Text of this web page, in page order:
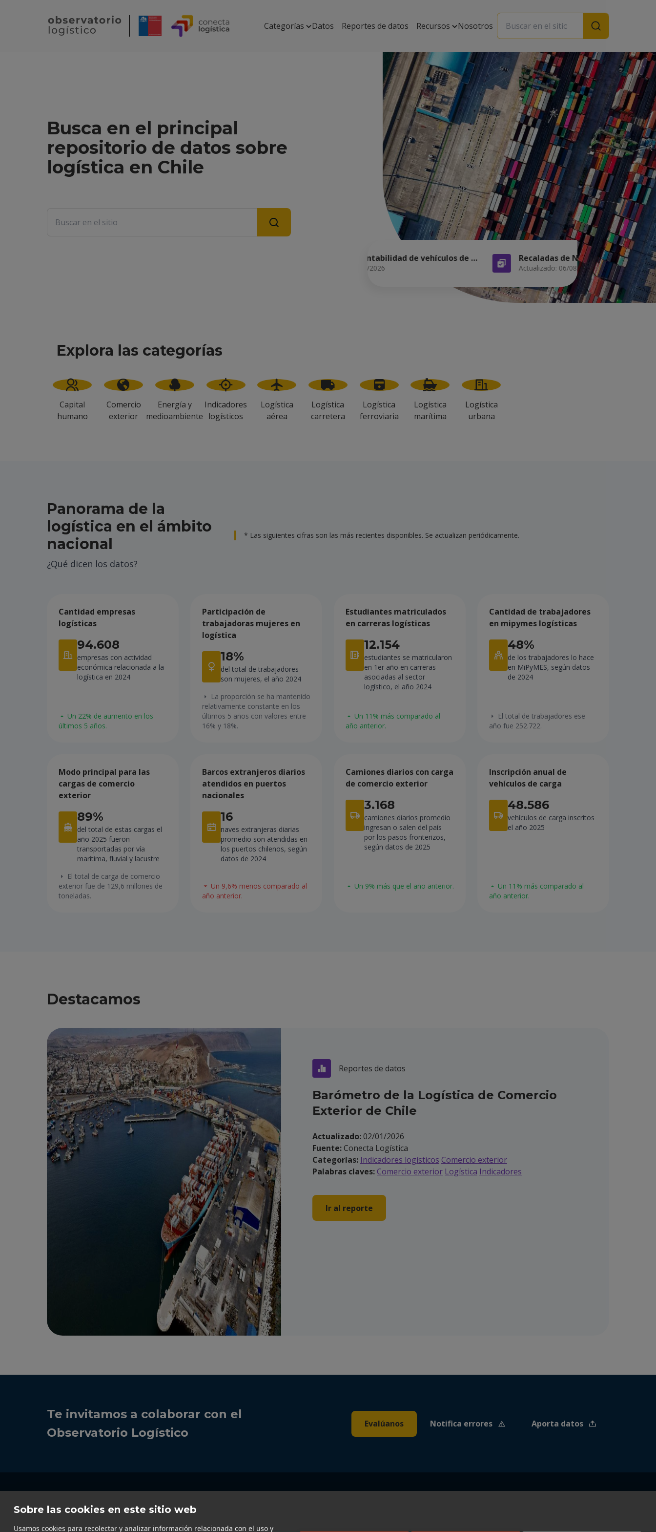
Sobre las cookies en este sitio web
Usamos cookies para recolectar y analizar información relacionada con el uso y
Categorías Datos Reportes de datos Recursos Nosotros
Busca en el principal
repositorio de datos sobre
logística en Chile
Tasa de accidentabilidad de vehículos de carga
Actualizado: 07/08/2026 Actualizado: 06/08/2026
Explora las categorías
Capital
humano
Comercio
exterior
Energía y
medioambiente
Indicadores
logísticos
Logística
aérea
Logística
carretera
Logística
ferroviaria
Logística
marítima
Logística
urbana
Panorama de la
logística en el ámbito
nacional
¿Qué dicen los datos?
* Las siguientes cifras son las más recientes disponibles. Se actualizan periódicamente.
Cantidad empresas
logísticas
94.608
empresas con actividad
económica relacionada a la
logística en 2024
Un 22% de aumento en los
últimos 5 años.
Participación de
trabajadoras mujeres en
logística
18%
del total de trabajadores
son mujeres, el año 2024
La proporción se ha mantenido
relativamente constante en los
últimos 5 años con valores entre
16% y 18%.
Estudiantes matriculados
en carreras logísticas
12.154
estudiantes se matricularon
en 1er año en carreras
asociadas al sector
logístico, el año 2024
Un 11% más comparado al
año anterior.
Cantidad de trabajadores
en mipymes logísticas
48%
de los trabajadores lo hace
en MiPyMES, según datos
de 2024
El total de trabajadores ese
año fue 252.722.
Modo principal para las
cargas de comercio
exterior
89%
del total de estas cargas el
año 2025 fueron
transportadas por vía
marítima, fluvial y lacustre
El total de carga de comercio
exterior fue de 129,6 millones de
toneladas.
Barcos extranjeros diarios
atendidos en puertos
nacionales
16
naves extranjeras diarias
promedio son atendidas en
los puertos chilenos, según
datos de 2024
Un 9,6% menos comparado al
año anterior.
Camiones diarios con carga
de comercio exterior
3.168
camiones diarios promedio
ingresan o salen del país
por los pasos fronterizos,
según datos de 2025
Un 9% más que el año anterior.
Inscripción anual de
vehículos de carga
48.586
vehículos de carga inscritos
el año 2025
Un 11% más comparado al
año anterior.
Destacamos
Reportes de datos
Barómetro de la Logística de Comercio
Exterior de Chile
Actualizado:02/01/2026
Fuente:Conecta Logística
Categorías: Indicadores logísticos Comercio exterior
Palabras claves: Comercio exterior Logística Indicadores
Ir al reporte
Te invitamos a colaborar con el
Observatorio Logístico
Evalúanos Notifica errores Aporta datos